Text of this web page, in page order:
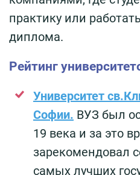
практику или
диплома.
Рейтинг
Университет
Софии. ВУЗ был
19 века и за это
зарекомендовал
самых лучших